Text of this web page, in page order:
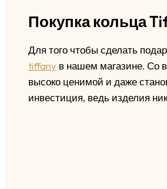
Покупка кольца
Для того чтобы сделать
tiffany в нашем магазине. Со
высоко ценимой и даже
инвестиция, ведь изделия